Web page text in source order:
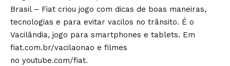
Brasil – Fiat criou jogo com dicas de boas maneiras,
tecnologias e para evitar vacilos no trânsito. É o
Vacilândia, jogo para smartphones e tablets. Em
fiat.com.br/vacilaonao e filmes
no youtube.com/fiat.